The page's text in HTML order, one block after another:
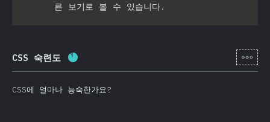
른 보기로 볼 수 있습니다.
CSS 숙련도 완료율: [ko-
CSS에 얼마나 능숙한가요?